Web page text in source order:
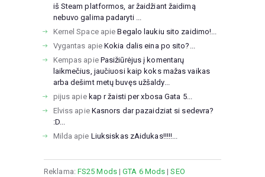
iš Steam platformos, ar žaidžiant žaidimą
nebuvo galima padaryti ...
Kernel SpaceapieBegalo laukiu sito zaidimo!...
Vygantas apieKokia dalis eina po sito?...
Kempas apie Pasižiūrėjus į komentarų
laikmečius, jaučiuosi kaip koks mažas vaikas
arba dešimt metų buvęs užšaldy...
pijus apie kap r žaisti per xbosa Gata 5...
Elviss apie Kasnors dar pazaidziat si sedevra?
:D...
Milda apie Liuksiskas zAidukas!!!!!...
Reklama: FS25 Mods|GTA 6 Mods |SEO